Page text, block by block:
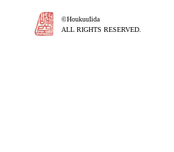
©HoukuuIida
ALL RIGHTS RESERVED.